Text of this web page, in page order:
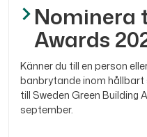
Nominera
Awards
Känner du till en person
banbrytande inom hållbart
till Sweden Green Building
september.